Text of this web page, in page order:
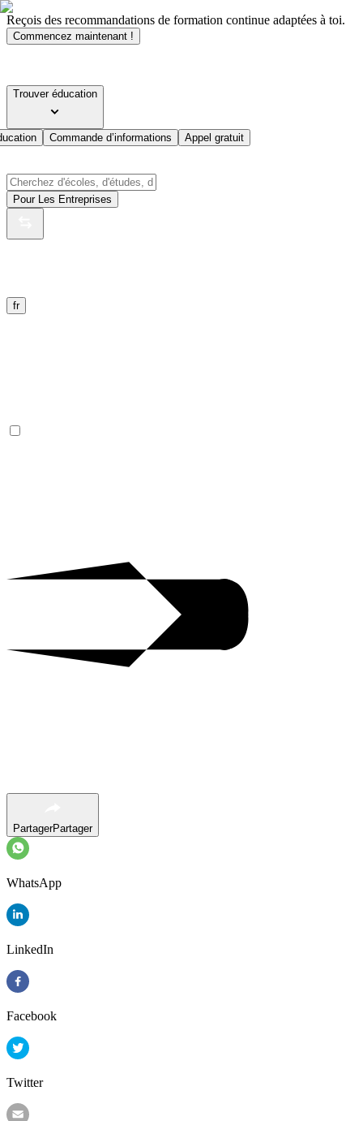
Reçois des recommandations de formation continue adaptées à toi.
Commencez maintenant !
Trouver éducation
Commande d’informations Appel gratuit
Pour Les Entreprises
fr
PartagerPartager
WhatsApp
LinkedIn
Facebook
Twitter